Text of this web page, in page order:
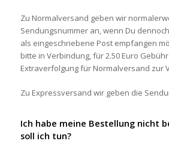
Zu Normalversand geben wir
Sendungsnummer an, wenn Du
als eingeschriebene Post empfangen
bitte in Verbindung, für 2.50 Euro
Extraverfolgung für Normalversand zur
Zu Expressversand wir geben die
Ich habe meine Bestellung nicht
soll ich tun?